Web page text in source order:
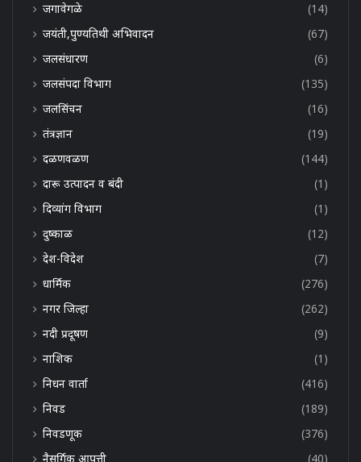
जगावेगळे
(14)
जयंती,पुण्यतिथी अभिवादन
(67)
जलसंधारण
(6)
जलसंपदा विभाग
(135)
जलसिंचन
(16)
तंत्रज्ञान
(19)
दळणवळण
(144)
दारू उत्पादन व बंदी
(1)
दिव्यांग विभाग
(1)
दुष्काळ
(12)
देश-विदेश
(7)
धार्मिक
(276)
नगर जिल्हा
(262)
नदी प्रदूषण
(9)
नाशिक
(1)
निधन वार्ता
(416)
निवड
(189)
निवडणूक
(376)
नैसर्गिक आपत्ती
(40)